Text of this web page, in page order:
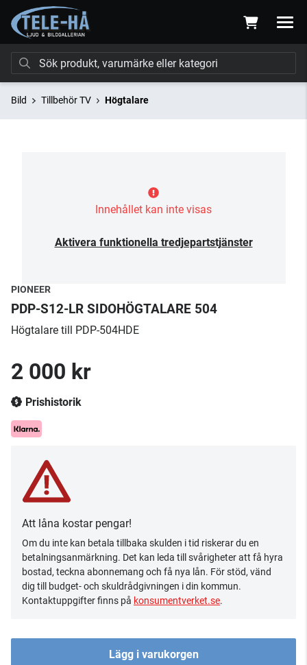
Bild Tillbehör TV Högtalare
Innehållet kan inte visas
Aktivera funktionella tredjepartstjänster
PIONEER
PDP-S12-LR SIDOHÖGTALARE 504
Högtalare till PDP-504HDE
2 000 kr
Prishistorik
Att låna kostar pengar!
Om du inte kan betala tillbaka skulden i tid riskerar du en
betalningsanmärkning. Det kan leda till svårigheter att få hyra
bostad, teckna abonnemang och få nya lån. För stöd, vänd
dig till budget- och skuldrådgivningen i din kommun.
Kontaktuppgifter finns på konsumentverket.se.
Lägg i varukorgen